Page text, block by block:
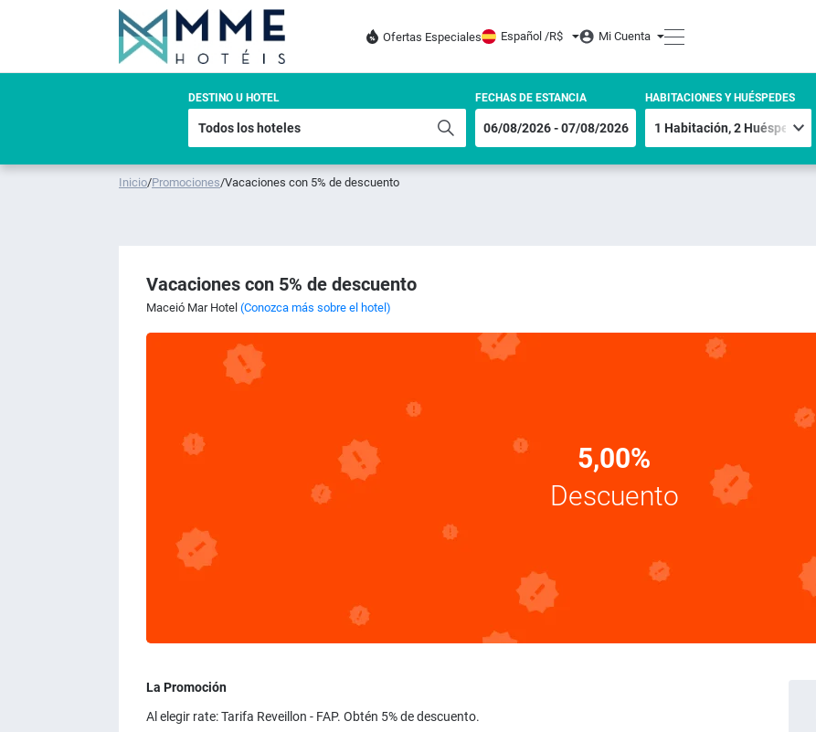
Ofertas Especiales Español /R$ Mi Cuenta
DESTINO U HOTEL FECHAS DE ESTANCIA HABITACIONES Y HUÉSPEDES
Inicio/Promociones/Vacaciones con 5% de descuento
Vacaciones con 5% de descuento
Maceió Mar Hotel (Conozca más sobre el hotel)
5,00%
Descuento
La Promoción
Al elegir rate: Tarifa Reveillon - FAP. Obtén 5% de descuento.